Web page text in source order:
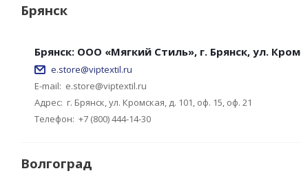
Брянск
Брянск: ООО «Мягкий Стиль», г. Брянск, ул.
e.store@viptextil.ru
E-mail: e.store@viptextil.ru
Адрес: г. Брянск, ул. Кромская, д. 101, оф. 15, оф. 21
Телефон: +7 (800) 444-14-30
Волгоград